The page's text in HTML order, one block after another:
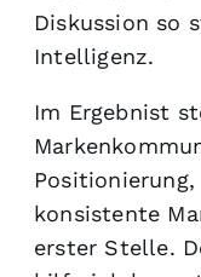
Diskussion so
Intelligenz.
Im Ergebnist
konsistente
erster Stelle.